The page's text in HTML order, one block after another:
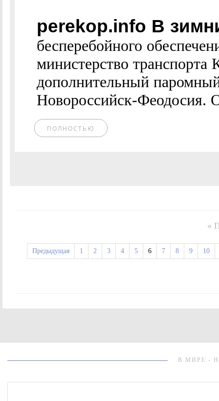
perekop.info В
бесперебойного
министерство транспорта
дополнительный
Новороссийск-Феодосия.
ПОЛНОСТЬЮ
«
Предыдущая 1 2 3 4 5 6 7 8 9 10
В МИРЕ -